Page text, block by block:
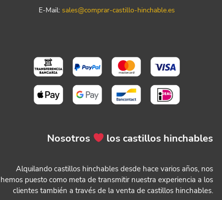
E-Mail: sales@comprar-castillo-hinchable.es
Nosotros los castillos hinchables
Alquilando castillos hinchables desde hace varios años, nos
hemos puesto como meta de transmitir nuestra experiencia a los
clientes también a través de la venta de castillos hinchables.